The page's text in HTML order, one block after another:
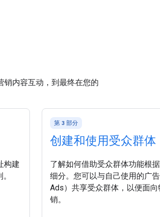
销内容互动，到最终在您的
构建
第 3 部分
创建和使用受众群体
了解如何借助受众群体功能根
细分。您可以与自己使用的广
Ads）共享受众群体，以便面
销。